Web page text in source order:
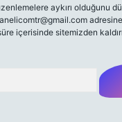
aykırı olduğunu
içerisinde sitemizden